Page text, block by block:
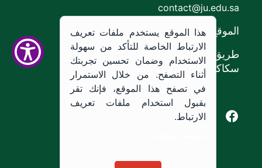
contact@ju.edu.sa
الموقع
طريق الملك خالد،
سكاكا, المملكة العربية السعودية.
Facebook of Jouf University
X of Jouf University
هذا الموقع يستخدم ملفات تعريف
الارتباط الخاصة للتأكد من سهولة
الاستخدام وضمان تحسين تجربتك
أثناء التصفح. من خلال الاستمرار
في تصفح هذا الموقع، فإنك تقر
بقبول استخدام ملفات تعريف
الارتباط.